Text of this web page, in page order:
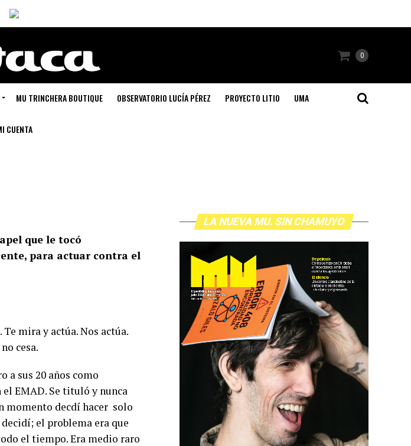
0
MU TRINCHERA BOUTIQUE OBSERVATORIO LUCÍA PÉREZ PROYECTO LITIO UMA
CUENTA
que le tocó
para actuar contra el
mira y actúa. Nos actúa.
cesa.
a sus 20 años como
el EMAD. Se tituló y nunca
momento decdí hacer solo
el problema era que
el tiempo. Era medio raro
LA NUEVA MU. SIN CHAMUYO